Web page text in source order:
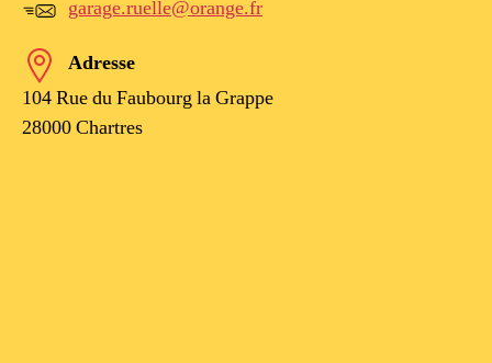
garage.ruelle@orange.fr
Adresse
104 Rue du Faubourg la Grappe
28000 Chartres